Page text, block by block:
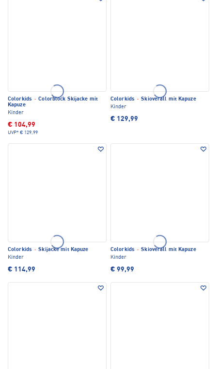
Colorkids · Colorblock Skijacke mit
Kapuze
Kinder
€ 104,99
UVP* € 129,99
Colorkids · Skioverall mit Kapuze
Kinder
€ 129,99
Colorkids · Skijacke mit Kapuze
Kinder
€ 114,99
Colorkids · Skioverall mit Kapuze
Kinder
€ 99,99